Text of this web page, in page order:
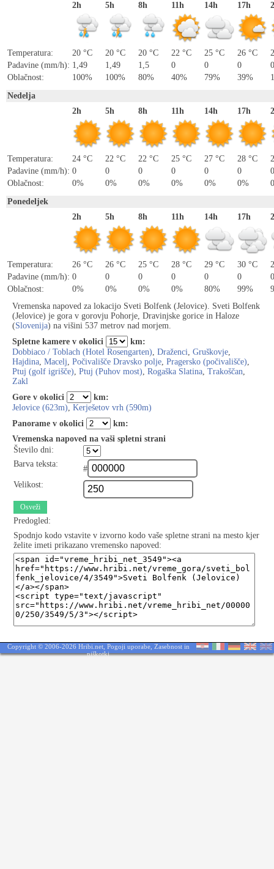
2h
Temperatura:
20 °C
Padavine (mm/h): 1,49
Oblačnost:
100%
5h
20 °C
1,49
100%
8h
20 °C
1,5
80%
11h
22 °C
0
40%
14h
25 °C
0
79%
17h
26 °C
0
39%
0
Nedelja
2h
Temperatura:
24 °C
Padavine (mm/h): 0
Oblačnost:
0%
5h
22 °C
0
0%
8h
22 °C
0
0%
11h
25 °C
0
0%
14h
27 °C
0
0%
17h
28 °C
0
0%
0
Ponedeljek
2h
Temperatura:
26 °C
Padavine (mm/h): 0
Oblačnost:
0%
5h
26 °C
0
0%
8h
25 °C
0
0%
11h
28 °C
0
0%
14h
29 °C
0
80%
17h
30 °C
0
99%
0
Vremenska napoved za lokacijo Sveti Bolfenk (Jelovice). Sveti Bolfenk
(Jelovice) je gora v gorovju Pohorje, Dravinjske gorice in Haloze
(Slovenija) na višini 537 metrov nad morjem.
Spletne kamere v okolici
km:
Dobbiaco / Toblach (Hotel Rosengarten), Draženci, Gruškovje,
Hajdina, Macelj, Počivališče Dravsko polje, Pragersko (počivališče),
Ptuj (golf igrišče), Ptuj (Puhov most), Rogaška Slatina, Trakoščan,
Zakl
Gore v okolici
km:
Jelovice (623m), Kerješetov vrh (590m)
Panorame v okolici
km:
Vremenska napoved na vaši spletni strani
Število dni:
Barva teksta:
#
Velikost:
Osveži
Predogled:
Spodnjo kodo vstavite v izvorno kodo vaše spletne strani na mesto kjer
želite imeti prikazano vremensko napoved:
Copyright © 2006-2026 Hribi.net, Pogoji uporabe, Zasebnost in
piškotki